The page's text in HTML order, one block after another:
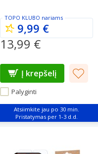
TOPO KLUBO nariams
9,99 €
13,99 €
Palyginti
Į krepšelį
Atsiimkite jau po 30 min.